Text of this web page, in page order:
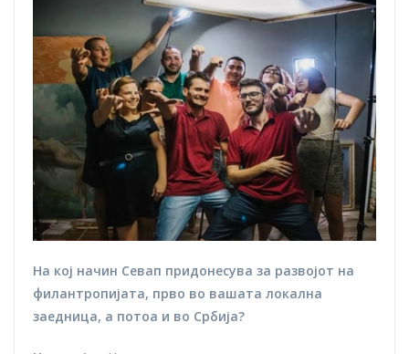
На кој начин Севап придонесува за развојот на
филантропијата, прво во вашата локална
заедница, а потоа и во Србија?